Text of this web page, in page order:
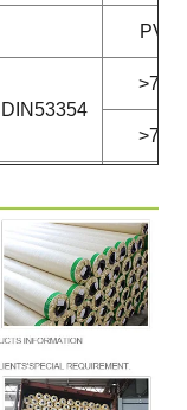
PVC
DIN53354
>750
>700
DIN53363
>200
DIN53357 >40
DIN53372 -